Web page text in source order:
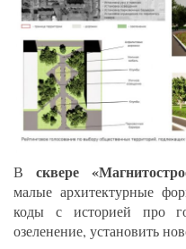
В сквере
малые архитектурные
коды с историей про
озеленение, установить